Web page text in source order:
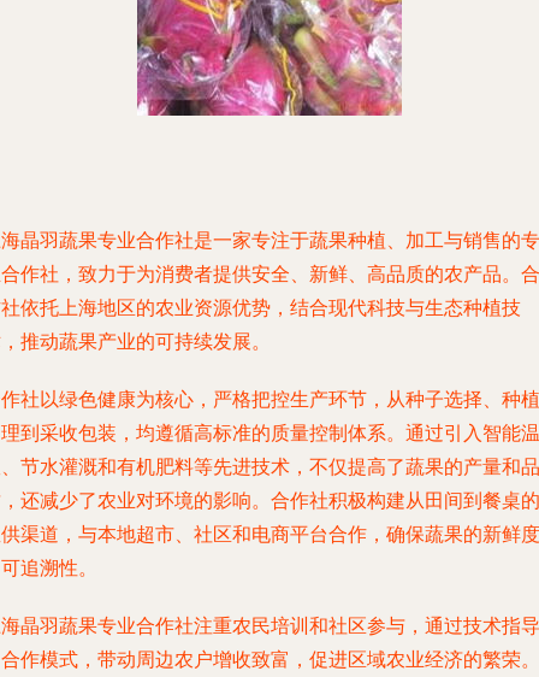
晶羽蔬果专业合作社是一家专注于蔬果种植、加工与销售的专
作社，致力于为消费者提供安全、新鲜、高品质的农产品。合
依托上海地区的农业资源优势，结合现代科技与生态种植技
推动蔬果产业的可持续发展。
社以绿色健康为核心，严格把控生产环节，从种子选择、种植
到采收包装，均遵循高标准的质量控制体系。通过引入智能温
节水灌溉和有机肥料等先进技术，不仅提高了蔬果的产量和品
还减少了农业对环境的影响。合作社积极构建从田间到餐桌的
渠道，与本地超市、社区和电商平台合作，确保蔬果的新鲜度
追溯性。
晶羽蔬果专业合作社注重农民培训和社区参与，通过技术指导
作模式，带动周边农户增收致富，促进区域农业经济的繁荣。